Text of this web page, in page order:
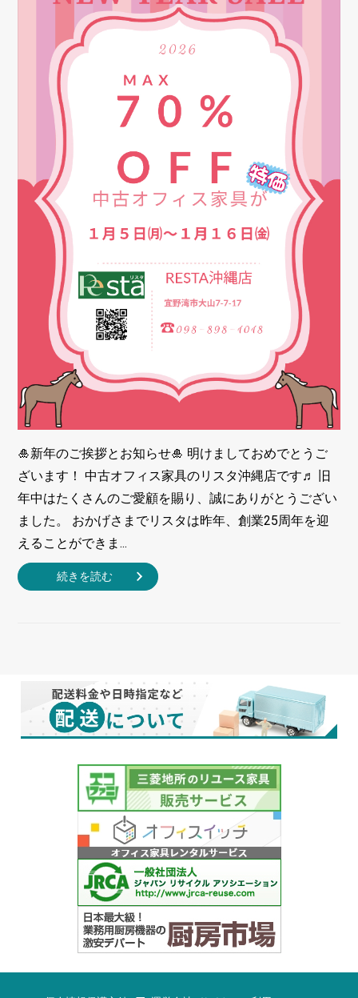
🎍新年のご挨拶とお知らせ🎍 明けましておめでとうご
ざいます！ 中古オフィス家具のリスタ沖縄店です♬ 旧
年中はたくさんのご愛顧を賜り、誠にありがとうござい
ました。 おかげさまでリスタは昨年、創業25周年を迎
えることができま...
続きを読む